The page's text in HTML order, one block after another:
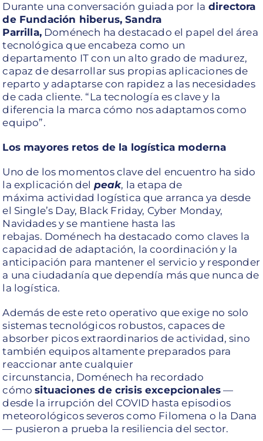
Durante una conversación guiada por la directora
de Fundación hiberus, Sandra
Parrilla,Doménech ha destacado el papel del área
tecnológica que encabeza como un
departamento IT con un alto grado de madurez,
capaz de desarrollar sus propias aplicaciones de
reparto y adaptarse con rapidez a las necesidades
de cada cliente. “La tecnología es clave y la
diferencia la marca cómo nos adaptamos como
equipo”.
Los mayores retos de la logística moderna
Uno de los momentos clave del encuentro ha sido
la explicación del peak, la etapa de
máxima actividad logística que arranca ya desde
el Single’s Day, Black Friday, Cyber Monday,
Navidades y se mantiene hasta las
rebajas. Doménech ha destacado como claves la
capacidad de adaptación, la coordinación y la
anticipación para mantener el servicio y responder
a una ciudadanía que dependía más que nunca de
la logística.
Además de este reto operativo que exige no solo
sistemas tecnológicos robustos, capaces de
absorber picos extraordinarios de actividad, sino
también equipos altamente preparados para
reaccionar ante cualquier
circunstancia, Doménech ha recordado
cómosituaciones de crisis excepcionales —
desde la irrupción del COVID hasta episodios
meteorológicos severos como Filomena o la Dana
— pusieron a prueba la resiliencia del sector.